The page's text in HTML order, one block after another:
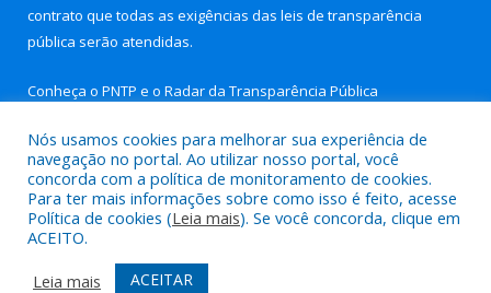
contrato que todas as exigências das leis de transparência
pública serão atendidas.
Conheça o PNTP e o Radar da Transparência Pública
Todos os direitos reservados a Prefeitura Municipal de Aurora
do Pará.
Mapa do Site
Acessar Área Administrativa
Nós usamos cookies para melhorar sua experiência de
navegação no portal. Ao utilizar nosso portal, você
concorda com a política de monitoramento de cookies.
Para ter mais informações sobre como isso é feito, acesse
Política de cookies (Leia mais). Se você concorda, clique em
ACEITO.
Leia mais
ACEITAR